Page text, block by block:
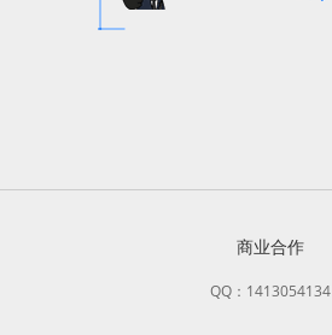
商业合作
QQ：1413054134